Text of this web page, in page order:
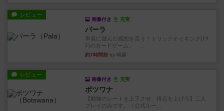
レビュー
画像付き 充実
パーラ
率直に遊んだ感想を言う！トリックテイキング(ﾄﾘ
ﾃ)のカードゲーム。 ...
約7時間前 by 鳴屋
レビュー
画像付き 充実
ボツワナ
【動物のレートを上下させ、得点を上げろ】二人
プレイのみです。（公式ルー...